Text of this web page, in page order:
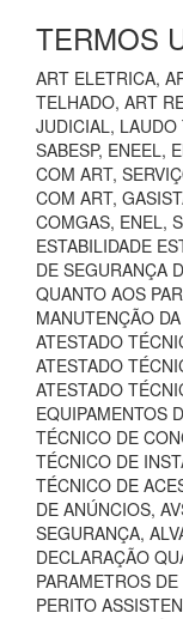
TERMOS
ART ELETRICA,
TELHADO, ART
JUDICIAL,
SABESP, ENEEL,
COM ART,
COM ART,
COMGAS, ENEL,
ESTABILIDADE
DE SEGURANÇA
QUANTO AOS
MANUTENÇÃO
ATESTADO
ATESTADO
ATESTADO
EQUIPAMENTOS
TÉCNICO DE
TÉCNICO DE
TÉCNICO DE
DE ANÚNCIOS,
SEGURANÇA,
DECLARAÇÃO
PARAMETROS
PERITO